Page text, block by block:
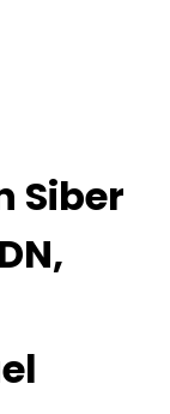
Siber